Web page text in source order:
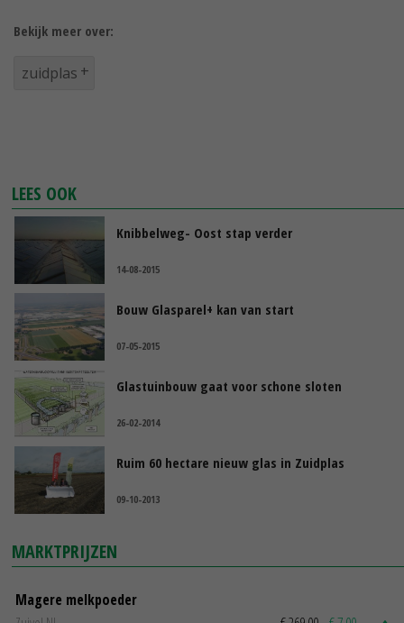
Bekijk meer over:
zuidplas
LEES OOK
Knibbelweg- Oost stap verder
14-08-2015
Bouw Glasparel+ kan van start
07-05-2015
Glastuinbouw gaat voor schone sloten
26-02-2014
Ruim 60 hectare nieuw glas in Zuidplas
09-10-2013
MARKTPRIJZEN
Magere melkpoeder